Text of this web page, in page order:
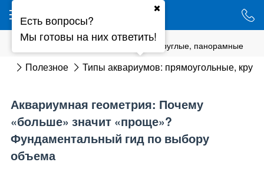
Типы аквариумов: прямоугольные, круглые, панорамные
Полезное Типы аквариумов: прямоугольные,
Аквариумная геометрия: Почему
«больше» значит «проще»?
Фундаментальный гид по выбору
объема
Есть вопросы?
Мы готовы на них ответить!
Ваш город - Минск,
угадали?
ДА НЕТ